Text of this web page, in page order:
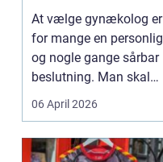
specialist
At vælge gynækolog er
for mange en personlig
og nogle gange sårbar
beslutning. Man skal
både føle si...
06 April 2026